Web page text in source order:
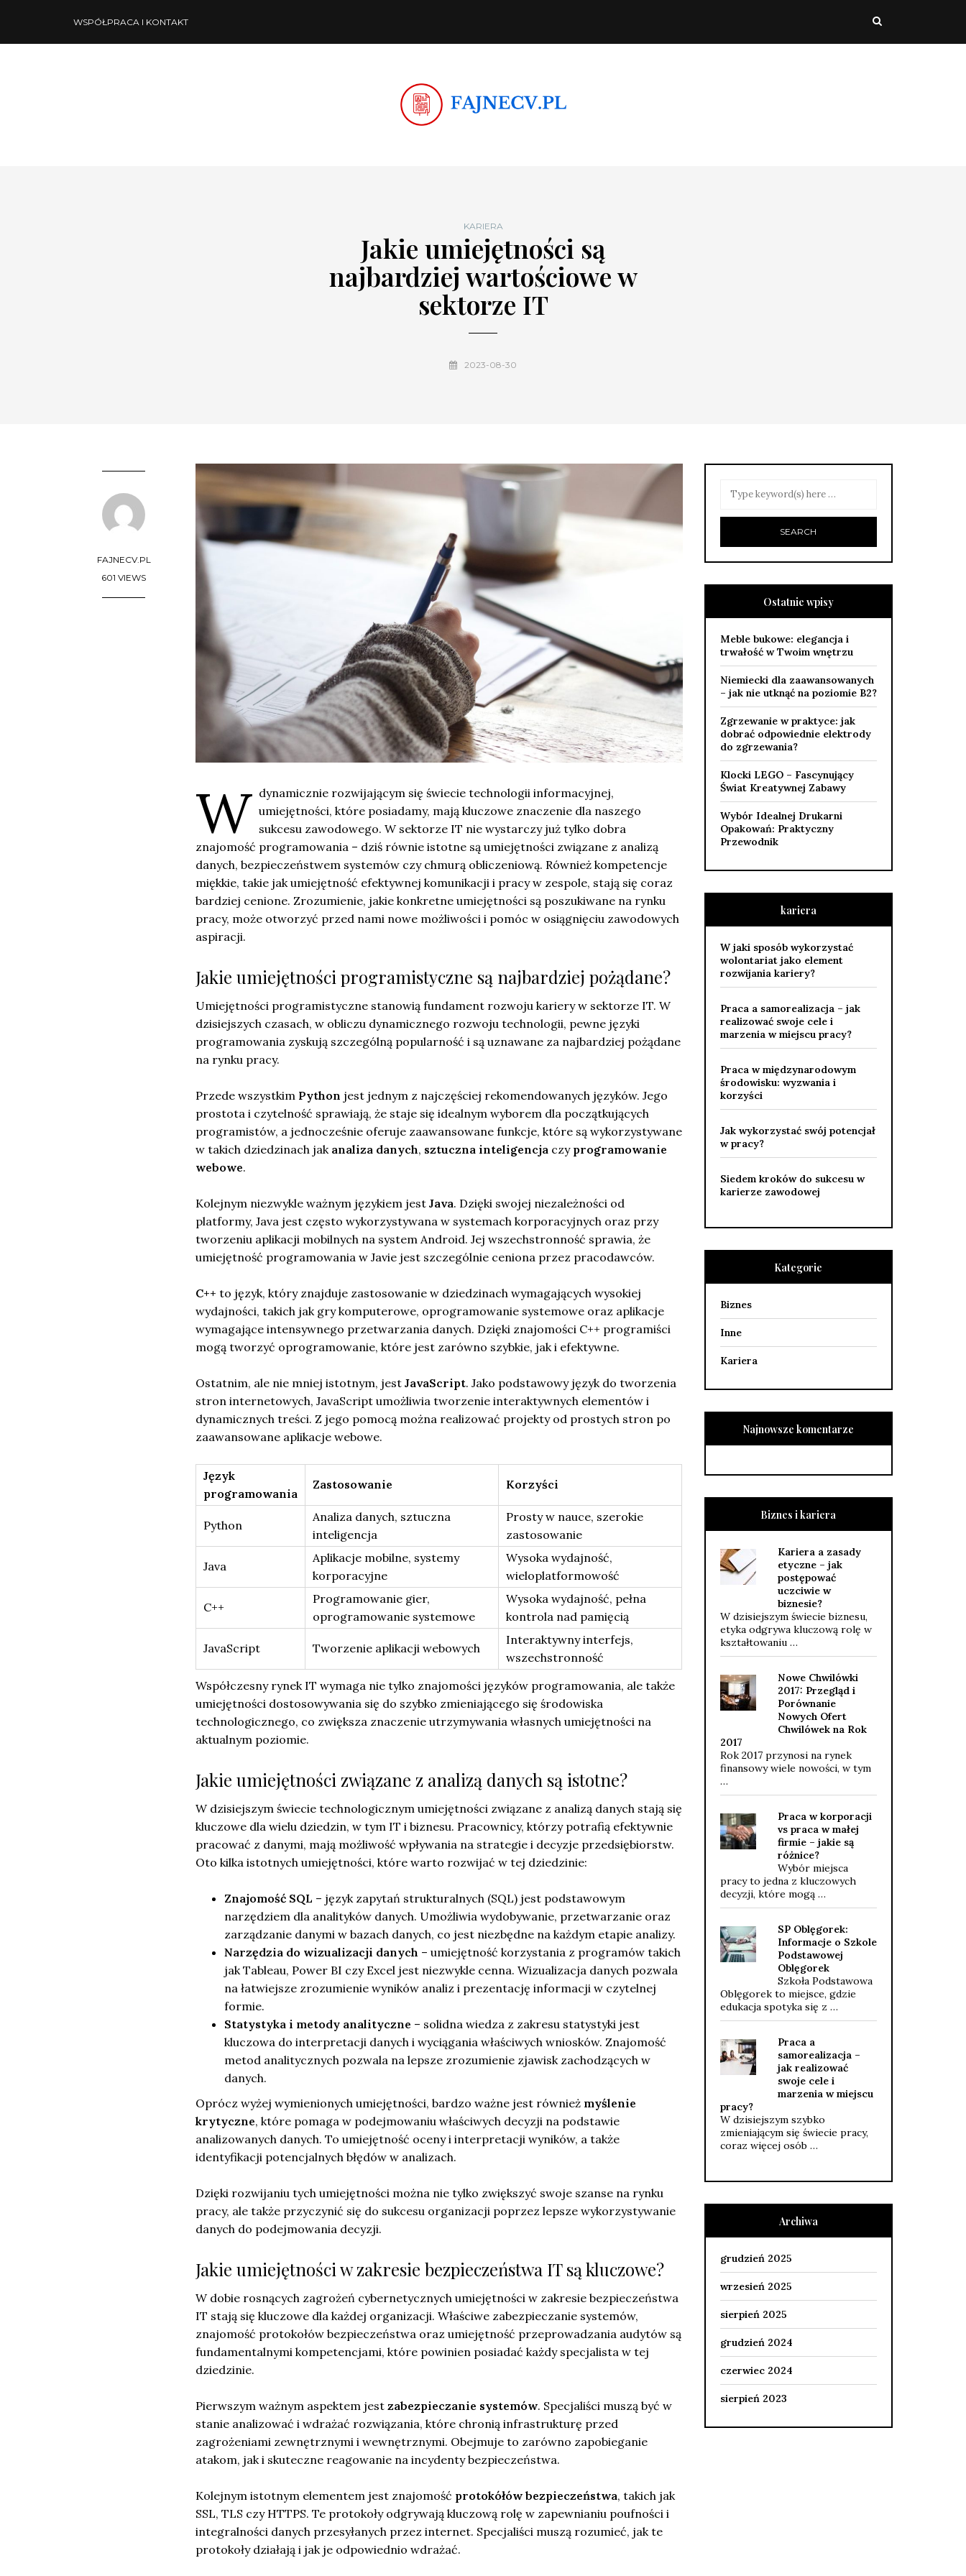
WSPÓŁPRACA I KONTAKT
KARIERA
Jakie umiejętności są
najbardziej wartościowe w
sektorze IT
2023-08-30
FAJNECV.PL
601 VIEWS
W dynamicznie rozwijającym się świecie technologii informacyjnej,
umiejętności, które posiadamy, mają kluczowe znaczenie dla naszego
sukcesu zawodowego. W sektorze IT nie wystarczy już tylko dobra
znajomość programowania – dziś równie istotne są umiejętności związane z analizą
danych, bezpieczeństwem systemów czy chmurą obliczeniową. Również kompetencje
miękkie, takie jak umiejętność efektywnej komunikacji i pracy w zespole, stają się coraz
bardziej cenione. Zrozumienie, jakie konkretne umiejętności są poszukiwane na rynku
pracy, może otworzyć przed nami nowe możliwości i pomóc w osiągnięciu zawodowych
aspiracji.
Jakie umiejętności programistyczne są najbardziej pożądane?
Umiejętności programistyczne stanowią fundament rozwoju kariery w sektorze IT. W
dzisiejszych czasach, w obliczu dynamicznego rozwoju technologii, pewne języki
programowania zyskują szczególną popularność i są uznawane za najbardziej pożądane
na rynku pracy.
Przede wszystkim Python jest jednym z najczęściej rekomendowanych języków. Jego
prostota i czytelność sprawiają, że staje się idealnym wyborem dla początkujących
programistów, a jednocześnie oferuje zaawansowane funkcje, które są wykorzystywane
w takich dziedzinach jak analiza danych, sztuczna inteligencja czy programowanie
webowe.
Kolejnym niezwykle ważnym językiem jest Java. Dzięki swojej niezależności od
platformy, Java jest często wykorzystywana w systemach korporacyjnych oraz przy
tworzeniu aplikacji mobilnych na system Android. Jej wszechstronność sprawia, że
umiejętność programowania w Javie jest szczególnie ceniona przez pracodawców.
C++ to język, który znajduje zastosowanie w dziedzinach wymagających wysokiej
wydajności, takich jak gry komputerowe, oprogramowanie systemowe oraz aplikacje
wymagające intensywnego przetwarzania danych. Dzięki znajomości C++ programiści
mogą tworzyć oprogramowanie, które jest zarówno szybkie, jak i efektywne.
Ostatnim, ale nie mniej istotnym, jest JavaScript. Jako podstawowy język do tworzenia
stron internetowych, JavaScript umożliwia tworzenie interaktywnych elementów i
dynamicznych treści. Z jego pomocą można realizować projekty od prostych stron po
zaawansowane aplikacje webowe.
Język
programowania
Zastosowanie Korzyści
Python
Analiza danych, sztuczna
inteligencja
Prosty w nauce, szerokie
zastosowanie
Java
Aplikacje mobilne, systemy
korporacyjne
Wysoka wydajność,
wieloplatformowość
C++
Programowanie gier,
oprogramowanie systemowe
Wysoka wydajność, pełna
kontrola nad pamięcią
JavaScript Tworzenie aplikacji webowych
Interaktywny interfejs,
wszechstronność
Współczesny rynek IT wymaga nie tylko znajomości języków programowania, ale także
umiejętności dostosowywania się do szybko zmieniającego się środowiska
technologicznego, co zwiększa znaczenie utrzymywania własnych umiejętności na
aktualnym poziomie.
Jakie umiejętności związane z analizą danych są istotne?
W dzisiejszym świecie technologicznym umiejętności związane z analizą danych stają się
kluczowe dla wielu dziedzin, w tym IT i biznesu. Pracownicy, którzy potrafią efektywnie
pracować z danymi, mają możliwość wpływania na strategie i decyzje przedsiębiorstw.
Oto kilka istotnych umiejętności, które warto rozwijać w tej dziedzinie:
Znajomość SQL – język zapytań strukturalnych (SQL) jest podstawowym
narzędziem dla analityków danych. Umożliwia wydobywanie, przetwarzanie oraz
zarządzanie danymi w bazach danych, co jest niezbędne na każdym etapie analizy.
Narzędzia do wizualizacji danych – umiejętność korzystania z programów takich
jak Tableau, Power BI czy Excel jest niezwykle cenna. Wizualizacja danych pozwala
na łatwiejsze zrozumienie wyników analiz i prezentację informacji w czytelnej
formie.
Statystyka i metody analityczne – solidna wiedza z zakresu statystyki jest
kluczowa do interpretacji danych i wyciągania właściwych wniosków. Znajomość
metod analitycznych pozwala na lepsze zrozumienie zjawisk zachodzących w
danych.
Oprócz wyżej wymienionych umiejętności, bardzo ważne jest również myślenie
krytyczne, które pomaga w podejmowaniu właściwych decyzji na podstawie
analizowanych danych. To umiejętność oceny i interpretacji wyników, a także
identyfikacji potencjalnych błędów w analizach.
Dzięki rozwijaniu tych umiejętności można nie tylko zwiększyć swoje szanse na rynku
pracy, ale także przyczynić się do sukcesu organizacji poprzez lepsze wykorzystywanie
danych do podejmowania decyzji.
Jakie umiejętności w zakresie bezpieczeństwa IT są kluczowe?
W dobie rosnących zagrożeń cybernetycznych umiejętności w zakresie bezpieczeństwa
IT stają się kluczowe dla każdej organizacji. Właściwe zabezpieczanie systemów,
znajomość protokołów bezpieczeństwa oraz umiejętność przeprowadzania audytów są
fundamentalnymi kompetencjami, które powinien posiadać każdy specjalista w tej
dziedzinie.
Pierwszym ważnym aspektem jest zabezpieczanie systemów. Specjaliści muszą być w
stanie analizować i wdrażać rozwiązania, które chronią infrastrukturę przed
zagrożeniami zewnętrznymi i wewnętrznymi. Obejmuje to zarówno zapobieganie
atakom, jak i skuteczne reagowanie na incydenty bezpieczeństwa.
Kolejnym istotnym elementem jest znajomość protokółów bezpieczeństwa, takich jak
SSL, TLS czy HTTPS. Te protokoły odgrywają kluczową rolę w zapewnianiu poufności i
integralności danych przesyłanych przez internet. Specjaliści muszą rozumieć, jak te
protokoły działają i jak je odpowiednio wdrażać.
Ostatnie wpisy
Meble bukowe: elegancja i
trwałość w Twoim wnętrzu
Niemiecki dla zaawansowanych
– jak nie utknąć na poziomie B2?
Zgrzewanie w praktyce: jak
dobrać odpowiednie elektrody
do zgrzewania?
Klocki LEGO – Fascynujący
Świat Kreatywnej Zabawy
Wybór Idealnej Drukarni
Opakowań: Praktyczny
Przewodnik
kariera
W jaki sposób wykorzystać
wolontariat jako element
rozwijania kariery?
Praca a samorealizacja – jak
realizować swoje cele i
marzenia w miejscu pracy?
Praca w międzynarodowym
środowisku: wyzwania i
korzyści
Jak wykorzystać swój potencjał
w pracy?
Siedem kroków do sukcesu w
karierze zawodowej
Kategorie
Biznes
Inne
Kariera
Najnowsze komentarze
Biznes i kariera
Kariera a zasady
etyczne – jak
postępować
uczciwie w
biznesie?
W dzisiejszym świecie biznesu,
etyka odgrywa kluczową rolę w
kształtowaniu …
Nowe Chwilówki
2017: Przegląd i
Porównanie
Nowych Ofert
Chwilówek na Rok
2017
Rok 2017 przynosi na rynek
finansowy wiele nowości, w tym
…
Praca w korporacji
vs praca w małej
firmie – jakie są
różnice?
Wybór miejsca
pracy to jedna z kluczowych
decyzji, które mogą …
SP Oblęgorek:
Informacje o Szkole
Podstawowej
Oblęgorek
Szkoła Podstawowa
Oblęgorek to miejsce, gdzie
edukacja spotyka się z …
Praca a
samorealizacja –
jak realizować
swoje cele i
marzenia w miejscu
pracy?
W dzisiejszym szybko
zmieniającym się świecie pracy,
coraz więcej osób …
Archiwa
grudzień 2025
wrzesień 2025
sierpień 2025
grudzień 2024
czerwiec 2024
sierpień 2023